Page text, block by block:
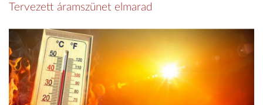
Tervezett áramszünet elmarad